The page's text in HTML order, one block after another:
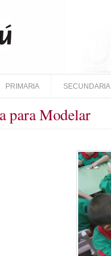
PRIMARIA SECUNDARIA
para Modelar